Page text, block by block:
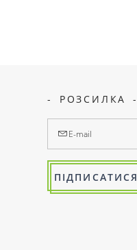
РОЗСИЛКА
ПІДПИСАТИСЯ